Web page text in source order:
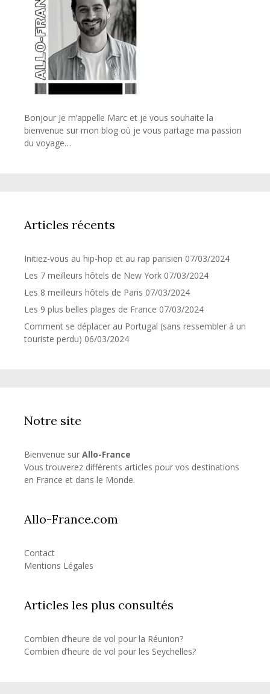
Bonjour Je m’appelle Marc et je vous souhaite la
bienvenue sur mon blog où je vous partage ma passion
du voyage…
Articles récents
Initiez-vous au hip-hop et au rap parisien 07/03/2024
Les 7 meilleurs hôtels de New York 07/03/2024
Les 8 meilleurs hôtels de Paris 07/03/2024
Les 9 plus belles plages de France 07/03/2024
Comment se déplacer au Portugal (sans ressembler à un
touriste perdu) 06/03/2024
Notre site
Bienvenue sur Allo-France
Vous trouverez différents articles pour vos destinations
en France et dans le Monde.
Allo-France.com
Contact
Mentions Légales
Articles les plus consultés
Combien d’heure de vol pour la Réunion?
Combien d’heure de vol pour les Seychelles?